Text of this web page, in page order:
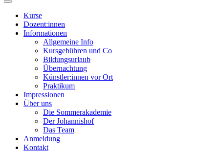
Kurse
Dozent:innen
Informationen
Allgemeine Info
Kursgebühren und Co
Bildungsurlaub
Übernachtung
Künstler:innen vor Ort
Praktikum
Impressionen
Über uns
Die Sommerakademie
Der Johannishof
Das Team
Anmeldung
Kontakt